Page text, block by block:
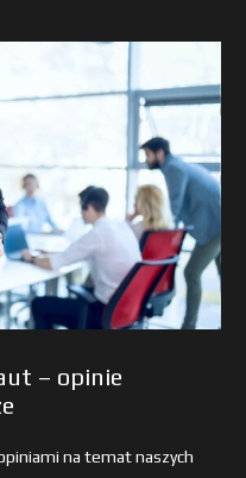
– opinie
na temat naszych